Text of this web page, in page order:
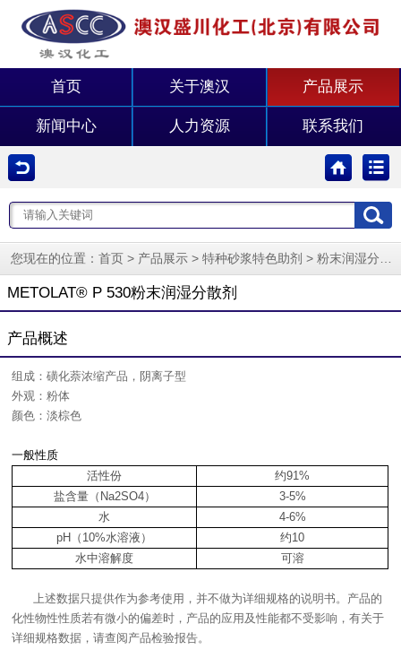
首页 关于澳汉 产品展示
新闻中心 人力资源 联系我们
您现在的位置： 首页 > 产品展示 > 特种砂浆特色助剂 > 粉末润湿分散剂系列
METOLAT® P 530粉末润湿分散剂
产品概述
组成：磺化萘浓缩产品，阴离子型
外观：粉体
颜色：淡棕色
一般性质
活性份
约91%
盐含量（Na2SO4）
3-5%
水
4-6%
pH（10%水溶液）
约10
水中溶解度
可溶
上述数据只提供作为参考使用，并不做为详细规格的说明书。产品的
化性物性性质若有微小的偏差时，产品的应用及性能都不受影响，有关于
详细规格数据，请查阅产品检验报告。